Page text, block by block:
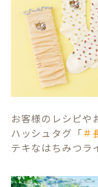
お客様のレシピや
ハッシュタグ「＃
テキなはちみつラ